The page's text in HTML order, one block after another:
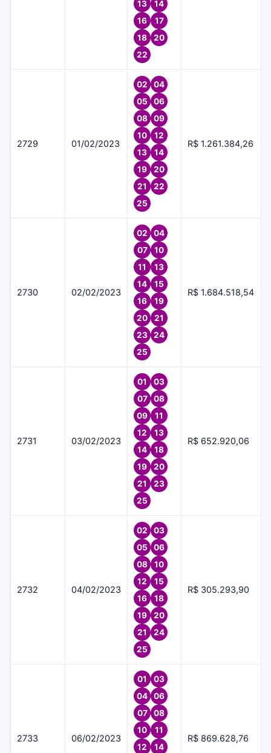
13
14
16
17
18
20
22
2729 01/02/2023
02
04
05
06
08
09
10
12
13
14
19
20
21
22
25
R$ 1.261.384,26
2730 02/02/2023
02
04
07
10
11
13
14
15
16
19
20
21
23
24
25
R$ 1.684.518,54
2731 03/02/2023
01
03
07
08
09
11
12
13
14
18
19
20
21
23
25
R$ 652.920,06
2732 04/02/2023
02
03
05
06
08
10
12
15
16
18
19
20
21
24
25
R$ 305.293,90
2733 06/02/2023
01
03
04
06
07
08
10
11
12
14
R$ 869.628,76